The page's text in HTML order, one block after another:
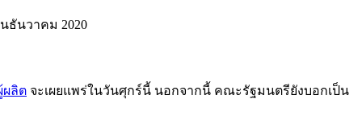
ธันวาคม 2020
ผลิต จะเผยแพร่ในวันศุกร์นี้ นอกจากนี้ คณะรัฐมนตรียังบอกเป็น